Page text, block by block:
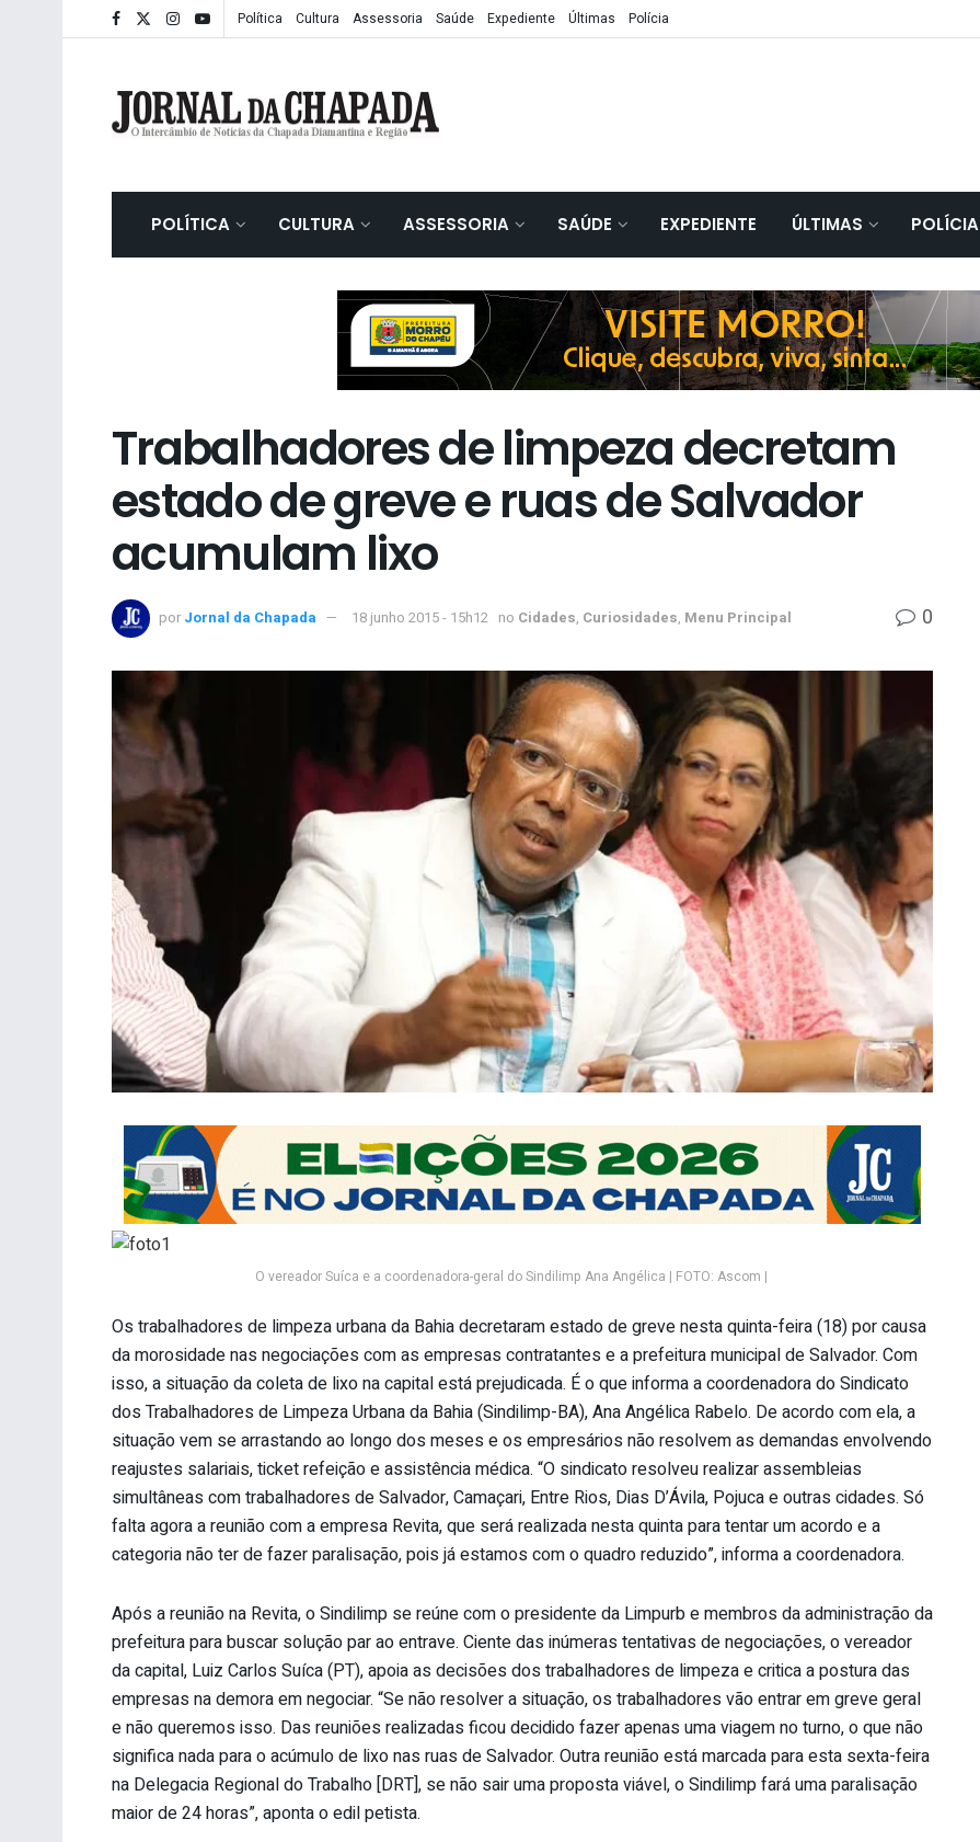
Política Cultura Assessoria Saúde Expediente Últimas Polícia
POLÍTICA CULTURA ASSESSORIA SAÚDE EXPEDIENTE ÚLTIMAS POLÍCIA
Trabalhadores de limpeza decretam
estado de greve e ruas de Salvador
acumulam lixo
por Jornal da Chapada 18 junho 2015 - 15h12 no Cidades, Curiosidades, Menu Principal 0
O vereador Suíca e a coordenadora-geral do Sindilimp Ana Angélica | FOTO: Ascom |
Os trabalhadores de limpeza urbana da Bahia decretaram estado de greve nesta quinta-feira (18) por causa
da morosidade nas negociações com as empresas contratantes e a prefeitura municipal de Salvador. Com
isso, a situação da coleta de lixo na capital está prejudicada. É o que informa a coordenadora do Sindicato
dos Trabalhadores de Limpeza Urbana da Bahia (Sindilimp-BA), Ana Angélica Rabelo. De acordo com ela, a
situação vem se arrastando ao longo dos meses e os empresários não resolvem as demandas envolvendo
reajustes salariais, ticket refeição e assistência médica. “O sindicato resolveu realizar assembleias
simultâneas com trabalhadores de Salvador, Camaçari, Entre Rios, Dias D’Ávila, Pojuca e outras cidades. Só
falta agora a reunião com a empresa Revita, que será realizada nesta quinta para tentar um acordo e a
categoria não ter de fazer paralisação, pois já estamos com o quadro reduzido”, informa a coordenadora.
Após a reunião na Revita, o Sindilimp se reúne com o presidente da Limpurb e membros da administração da
prefeitura para buscar solução par ao entrave. Ciente das inúmeras tentativas de negociações, o vereador
da capital, Luiz Carlos Suíca (PT), apoia as decisões dos trabalhadores de limpeza e critica a postura das
empresas na demora em negociar. “Se não resolver a situação, os trabalhadores vão entrar em greve geral
e não queremos isso. Das reuniões realizadas ficou decidido fazer apenas uma viagem no turno, o que não
significa nada para o acúmulo de lixo nas ruas de Salvador. Outra reunião está marcada para esta sexta-feira
na Delegacia Regional do Trabalho [DRT], se não sair uma proposta viável, o Sindilimp fará uma paralisação
maior de 24 horas”, aponta o edil petista.